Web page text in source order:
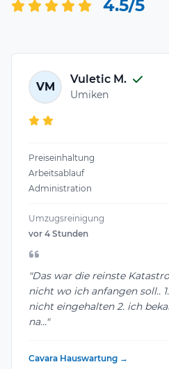
4.5/5
VM
Vuletic M.
Umiken
Preiseinhaltung
Arbeitsablauf
Administration
Umzugsreinigung
vor 4 Stunden
"Das war die reinste
nicht wo ich anfangen soll..
nicht eingehalten 2. ich
na..."
Cavara Hauswartung →